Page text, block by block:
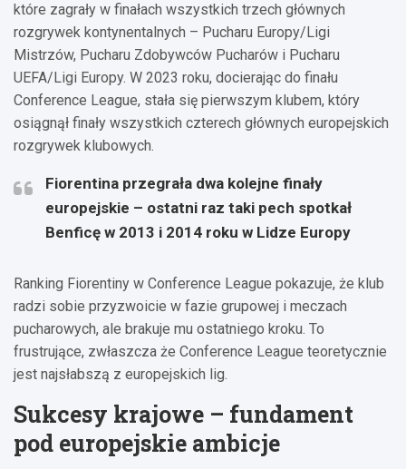
które zagrały w finałach wszystkich trzech głównych
rozgrywek kontynentalnych – Pucharu Europy/Ligi
Mistrzów, Pucharu Zdobywców Pucharów i Pucharu
UEFA/Ligi Europy. W 2023 roku, docierając do finału
Conference League, stała się pierwszym klubem, który
osiągnął finały wszystkich czterech głównych europejskich
rozgrywek klubowych.
Fiorentina przegrała dwa kolejne finały
europejskie – ostatni raz taki pech spotkał
Benficę w 2013 i 2014 roku w Lidze Europy
Ranking Fiorentiny w Conference League pokazuje, że klub
radzi sobie przyzwoicie w fazie grupowej i meczach
pucharowych, ale brakuje mu ostatniego kroku. To
frustrujące, zwłaszcza że Conference League teoretycznie
jest najsłabszą z europejskich lig.
Sukcesy krajowe – fundament
pod europejskie ambicje